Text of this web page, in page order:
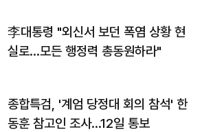
李대통령 "외신서 보던 폭염 상황 현
실로…모든 행정력 총동원하라"
종합특검, '계엄 당정대 회의 참석' 한
동훈 참고인 조사...12일 통보